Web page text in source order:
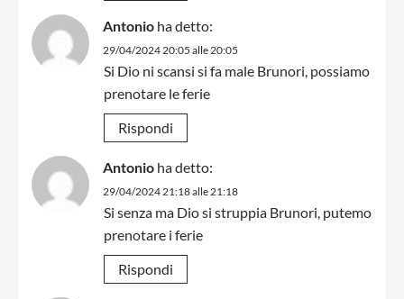
Antonio ha detto:
29/04/2024 20:05 alle 20:05
Si Dio ni scansi si fa male Brunori, possiamo
prenotare le ferie
Rispondi
Antonio ha detto:
29/04/2024 21:18 alle 21:18
Si senza ma Dio si struppia Brunori, putemo
prenotare i ferie
Rispondi